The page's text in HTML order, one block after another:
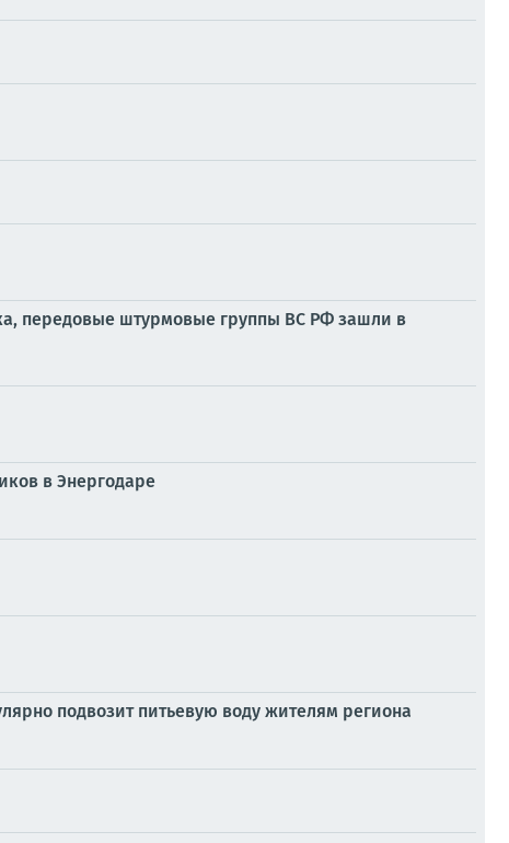
передовые штурмовые группы ВС РФ зашли в
в Энергодаре
подвозит питьевую воду жителям региона